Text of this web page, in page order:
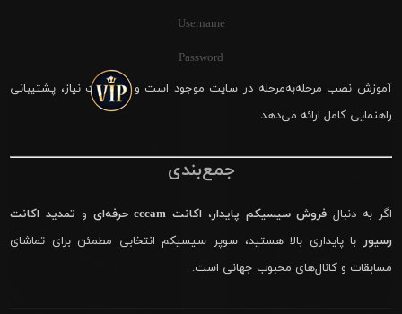
Username
Password
آموزش نصب مرحله‌به‌مرحله در سایت موجود است و در صورت نیاز، پشتیبانی
راهنمایی کامل ارائه می‌دهد.
جمع‌بندی
اگر به دنبال فروش سیسیکم پایدار، اکانت cccam حرفه‌ای و تمدید اکانت
رسیور با پایداری بالا هستید، سوپر سیسیکم انتخابی مطمئن برای تماشای
مسابقات و کانال‌های محبوب جهانی است.